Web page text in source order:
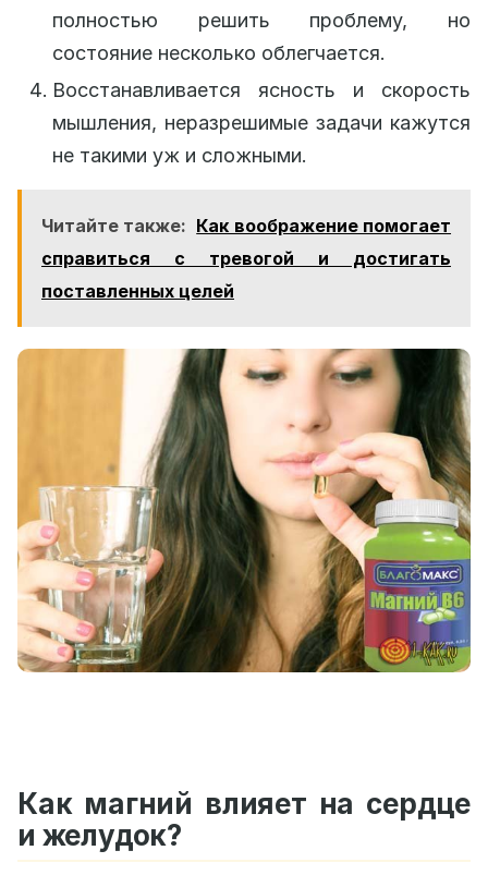
полностью решить проблему, но
состояние несколько облегчается.
Восстанавливается ясность и скорость
мышления, неразрешимые задачи кажутся
не такими уж и сложными.
Читайте также: Как воображение помогает
справиться с тревогой и достигать
поставленных целей
Как магний влияет на сердце
и желудок?